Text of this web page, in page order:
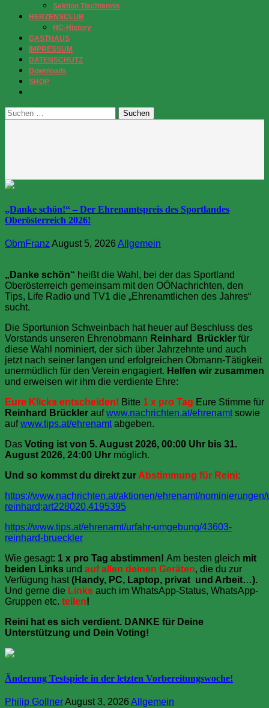
Sektion Tischtennis
HERZENSCLUB
HC-History
GASTHAUS
IMPRESSUM
DATENSCHUTZ
Downloads
SHOP
Suchen
nach:
„Danke schön!“ – Der Ehrenamtspreis des Sportlandes
Oberösterreich 2026!
ObmFranzAugust 5, 2026 Allgemein
„Danke schön“ heißt die Wahl, bei der das Sportland
Oberösterreich gemeinsam mit den OÖNachrichten, den
Tips, Life Radio und TV1 die „Ehrenamtlichen des Jahres“
sucht.
Die Sportunion Schweinbach hat heuer auf Beschluss des
Vorstands unseren Ehrenobmann Reinhard Brückler für
diese Wahl nominiert, der sich über Jahrzehnte und auch
jetzt nach seiner langen und erfolgreichen Obmann-Tätigkeit
unermüdlich für den Verein engagiert. Helfen wir zusammen
und erweisen wir ihm die verdiente Ehre:
Eure Klicks entscheiden! Bitte 1 x pro Tag Eure Stimme für
Reinhard Brückler aufwww.nachrichten.at/ehrenamtsowie
aufwww.tips.at/ehrenamtabgeben.
Das Voting ist von 5. August 2026, 00:00 Uhr bis 31.
August 2026, 24:00 Uhr möglich.
Und so kommst du direkt zurAbstimmung für Reini:
https://www.nachrichten.at/aktionen/ehrenamt/
reinhard;art228020,4195395
https://www.tips.at/ehrenamt/urfahr-umgebung/43603-
reinhard-brueckler
Wie gesagt: 1 x pro Tag abstimmen! Am besten gleich mit
beiden Links und auf allen deinen Geräten, die du zur
Verfügung hast(Handy, PC, Laptop, privat und Arbeit…).
Und gerne die Links auch im WhatsApp-Status, WhatsApp-
Gruppen etc. teilen!
Reini hat es sich verdient. DANKE für Deine
Unterstützung und Dein Voting!
Änderung Testspiele in der letzten Vorbereitungswoche!
Philip GollnerAugust 3, 2026 Allgemein